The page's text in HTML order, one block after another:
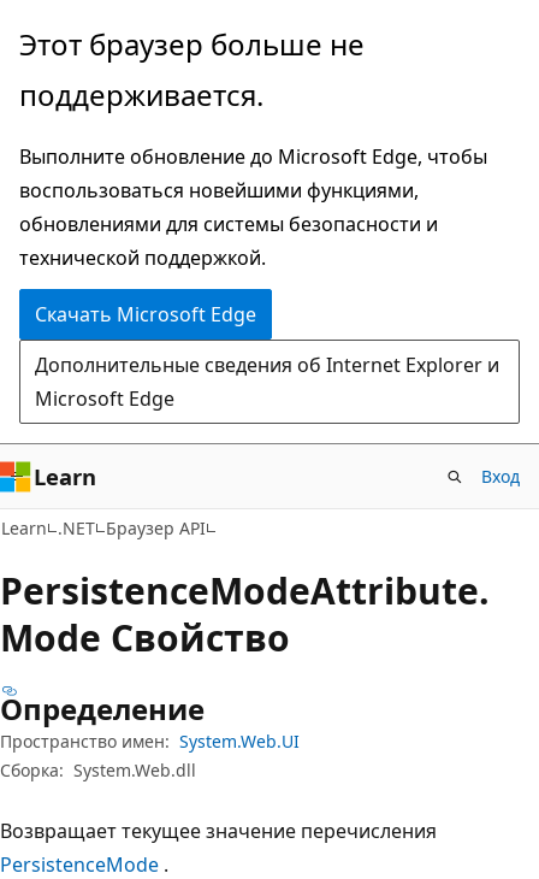
Пропустить
перейти
основному
содержимому
Переход
навигации
странице
Этот браузер больше не
поддерживается.
Выполните обновление до Microsoft Edge, чтобы
воспользоваться новейшими функциями,
обновлениями для системы безопасности и
технической поддержкой.
Скачать Microsoft Edge
Дополнительные сведения об Internet Explorer и
Microsoft Edge
Learn Вход
Learn .NET Браузер API
PersistenceModeAttribute.
Mode Свойство
Определение
Пространство имен: System.Web.UI
Сборка: System.Web.dll
Возвращает текущее значение перечисления
PersistenceMode .